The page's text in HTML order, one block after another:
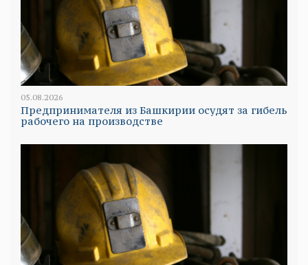
05.08.2026
Предпринимателя из Башкирии осудят за гибель
рабочего на производстве